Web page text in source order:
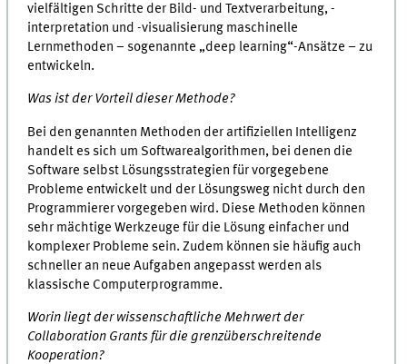
vielfältigen Schritte der Bild- und Textverarbeitung, -
interpretation und -visualisierung maschinelle
Lernmethoden – sogenannte „deep learning“-Ansätze – zu
entwickeln.
Was ist der Vorteil dieser Methode?
Bei den genannten Methoden der artifiziellen Intelligenz
handelt es sich um Softwarealgorithmen, bei denen die
Software selbst Lösungsstrategien für vorgegebene
Probleme entwickelt und der Lösungsweg nicht durch den
Programmierer vorgegeben wird. Diese Methoden können
sehr mächtige Werkzeuge für die Lösung einfacher und
komplexer Probleme sein. Zudem können sie häufig auch
schneller an neue Aufgaben angepasst werden als
klassische Computerprogramme.
Worin liegt der wissenschaftliche Mehrwert der
Collaboration Grants für die grenzüberschreitende
Kooperation?